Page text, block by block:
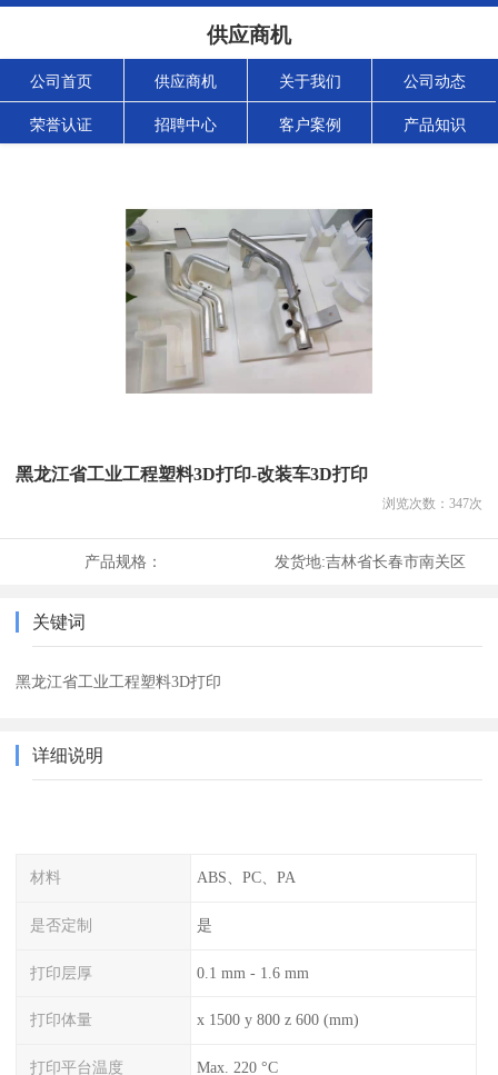
供应商机
公司首页 供应商机 关于我们 公司动态
荣誉认证 招聘中心 客户案例 产品知识
黑龙江省工业工程塑料3D打印-改装车3D打印
浏览次数： 347次
产品规格： 发货地:吉林省长春市南关区
关键词
黑龙江省工业工程塑料3D打印
详细说明
材料 ABS、PC、PA
是否定制 是
打印层厚 0.1 mm - 1.6 mm
打印体量 x 1500 y 800 z 600 (mm)
打印平台温度 Max. 220 °C